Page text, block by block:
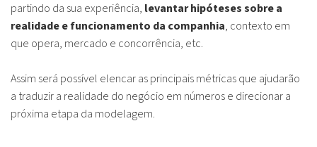
partindo da sua experiência, levantar hipóteses sobre a
realidade e funcionamento da companhia, contexto em
que opera, mercado e concorrência, etc.
Assim será possível elencar as principais métricas que ajudarão
a traduzir a realidade do negócio em números e direcionar a
próxima etapa da modelagem.